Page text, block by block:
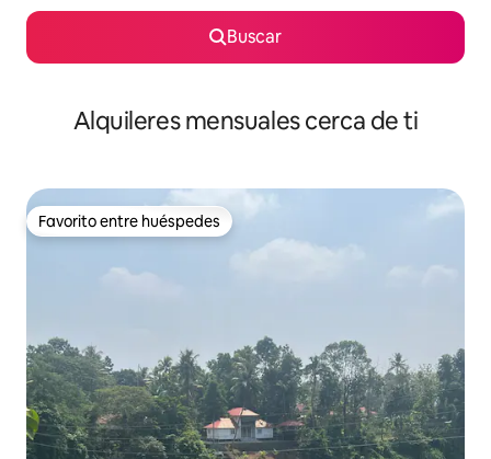
Buscar
Alquileres mensuales cerca de ti
Favorito entre huéspedes
Favorito entre huéspedes